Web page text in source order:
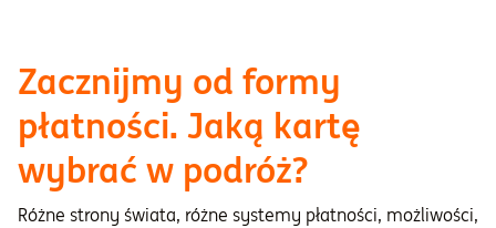
Zacznijmy od formy
płatności. Jaką kartę
wybrać w podróż?
Różne strony świata, różne systemy płatności, możliwości,